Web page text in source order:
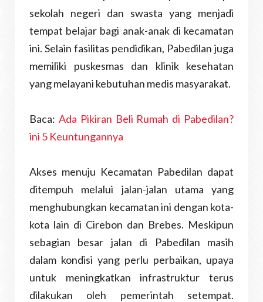
sekolah negeri dan swasta yang menjadi
tempat belajar bagi anak-anak di kecamatan
ini. Selain fasilitas pendidikan, Pabedilan juga
memiliki puskesmas dan klinik kesehatan
yang melayani kebutuhan medis masyarakat.
Baca: Ada Pikiran Beli Rumah di Pabedilan?
ini 5 Keuntungannya
Akses menuju Kecamatan Pabedilan dapat
ditempuh melalui jalan-jalan utama yang
menghubungkan kecamatan ini dengan kota-
kota lain di Cirebon dan Brebes. Meskipun
sebagian besar jalan di Pabedilan masih
dalam kondisi yang perlu perbaikan, upaya
untuk meningkatkan infrastruktur terus
dilakukan oleh pemerintah setempat.